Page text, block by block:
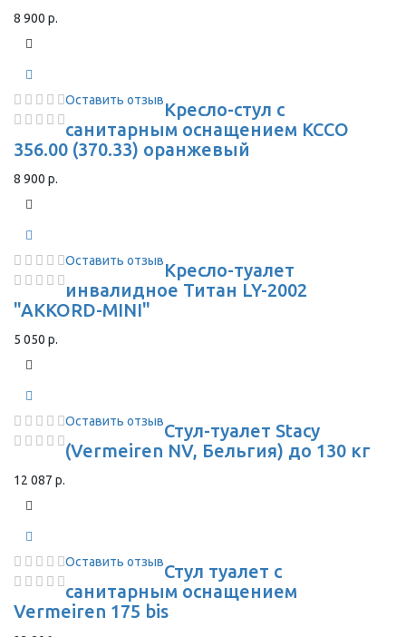
8 900 р.
Оставить отзывКресло-стул с
санитарным оснащением КССО
356.00 (370.33) оранжевый
8 900 р.
Оставить отзывКресло-туалет
инвалидное Титан LY-2002
"AKKORD-MINI"
5 050 р.
Оставить отзывСтул-туалет Stacy
(Vermeiren NV, Бельгия) до 130 кг
12 087 р.
Оставить отзывСтул туалет с
санитарным оснащением
Vermeiren 175 bis